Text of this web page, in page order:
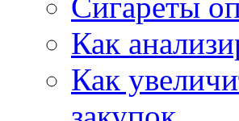
Сигареты
Как
Как